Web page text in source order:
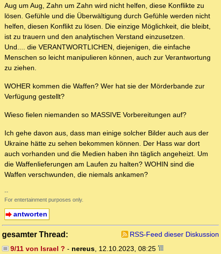
Aug um Aug, Zahn um Zahn wird nicht helfen, diese Konflikte zu
lösen. Gefühle und die Überwältigung durch Gefühle werden nicht
helfen, diesen Konflikt zu lösen. Die einzige Möglichkeit, die bleibt,
ist zu trauern und den analytischen Verstand einzusetzen.
Und.... die VERANTWORTLICHEN, diejenigen, die einfache
Menschen so leicht manipulieren können, auch zur Verantwortung
zu ziehen.
WOHER kommen die Waffen? Wer hat sie der Mörderbande zur
Verfügung gestellt?
Wieso fielen niemanden so MASSIVE Vorbereitungen auf?
Ich gehe davon aus, dass man einige solcher Bilder auch aus der
Ukraine hätte zu sehen bekommen können. Der Hass war dort
auch vorhanden und die Medien haben ihn täglich angeheizt. Um
die Waffenlieferungen am Laufen zu halten? WOHIN sind die
Waffen verschwunden, die niemals ankamen?
--
For entertainment purposes only.
antworten
gesamter Thread:
RSS-Feed dieser Diskussion
9/11 von Israel ? - nereus, 12.10.2023, 08:25